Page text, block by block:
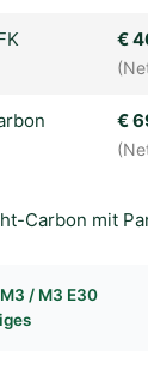
€
€
Carbon mit
/ M3 E30